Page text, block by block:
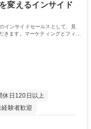
変えるインサイド
インサイドセールスとして、見
ます。マーケティングとフィー
休日120日以上
経験者歓迎